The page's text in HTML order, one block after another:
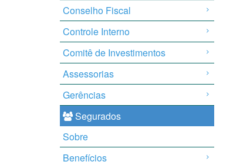
Conselho Fiscal
Controle Interno
Comitê de Investimentos
Assessorias
Gerências
Segurados
Sobre
Benefícios